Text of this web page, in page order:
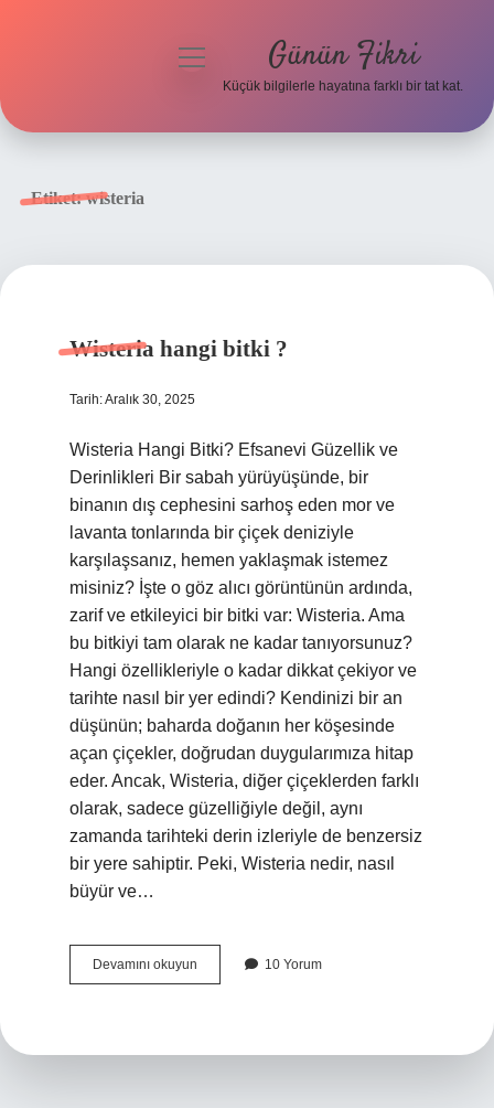
menüyü
Günün Fikri
Küçük bilgilerle hayatına farklı bir tat kat.
Etiket:wisteria
Wisteria hangi bitki ?
Tarih: Aralık 30, 2025
Wisteria Hangi Bitki? Efsanevi Güzellik ve
Derinlikleri Bir sabah yürüyüşünde, bir
binanın dış cephesini sarhoş eden mor ve
lavanta tonlarında bir çiçek deniziyle
karşılaşsanız, hemen yaklaşmak istemez
misiniz? İşte o göz alıcı görüntünün ardında,
zarif ve etkileyici bir bitki var: Wisteria. Ama
bu bitkiyi tam olarak ne kadar tanıyorsunuz?
Hangi özellikleriyle o kadar dikkat çekiyor ve
tarihte nasıl bir yer edindi? Kendinizi bir an
düşünün; baharda doğanın her köşesinde
açan çiçekler, doğrudan duygularımıza hitap
eder. Ancak, Wisteria, diğer çiçeklerden farklı
olarak, sadece güzelliğiyle değil, aynı
zamanda tarihteki derin izleriyle de benzersiz
bir yere sahiptir. Peki, Wisteria nedir, nasıl
büyür ve…
Devamını okuyun
hangi
10 Yorum